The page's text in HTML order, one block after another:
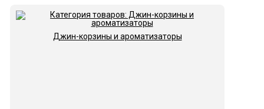
Джин-корзины и ароматизаторы